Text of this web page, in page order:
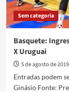
Sem categoria
Basquete:
X Uruguai
5 de agosto de 2019
Entradas podem
Ginásio Fonte: